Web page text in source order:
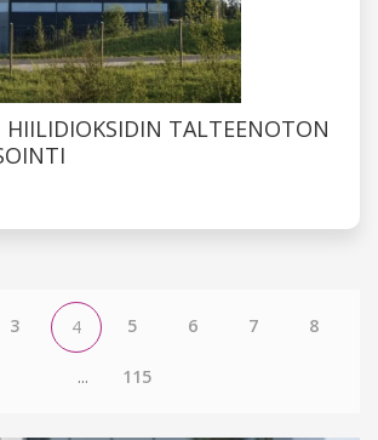
HIILIDIOKSIDIN TALTEENOTON
3 4 5 6 7 8
... 115